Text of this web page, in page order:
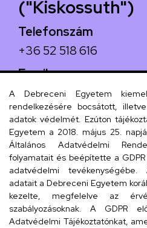
("Kiskossuth")
Telefonszám
+36 52 518 616
Email
iskola@kossuth-
Cím
4024 Debrecen,
Szervezeti
A Debreceni Egyetem
rendelkezésére bocsátott,
adatok védelmét. Ezúton
Egyetem a 2018. május 25.
Általános Adatvédelmi
folyamatait és beépítette a
adatvédelmi
adatait a Debreceni Egyetem
kezelte, megfelelve az
szabályozásoknak. A GDPR
Adatvédelmi Tájékoztatónkat,